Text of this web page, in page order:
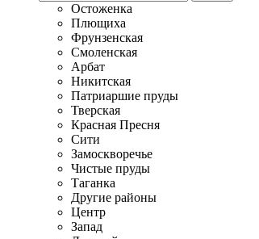
Остоженка
Плющиха
Фрунзенская
Смоленская
Арбат
Никитская
Патриаршие пруды
Тверская
Красная Пресня
Сити
Замоскворечье
Чистые пруды
Таганка
Другие районы
Центр
Запад